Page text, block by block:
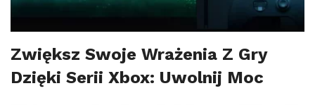
Zwiększ Swoje Wrażenia Z Gry
Dzięki Serii Xbox: Uwolnij Moc